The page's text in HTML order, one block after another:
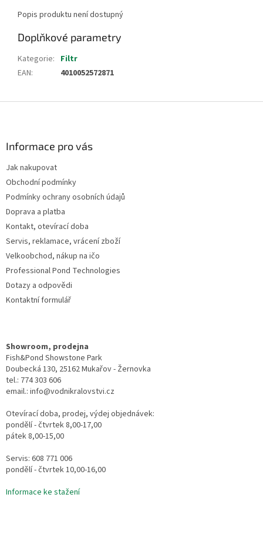
Popis produktu není dostupný
Doplňkové parametry
Kategorie: Filtr
EAN: 4010052572871
Informace pro vás
Jak nakupovat
Obchodní podmínky
Podmínky ochrany osobních údajů
Doprava a platba
Kontakt, otevírací doba
Servis, reklamace, vrácení zboží
Velkoobchod, nákup na ičo
Professional Pond Technologies
Dotazy a odpovědi
Kontaktní formulář
Showroom, prodejna
Fish&Pond Showstone Park
Doubecká 130, 25162 Mukařov - Žernovka
tel.: 774 303 606
email.: info@vodnikralovstvi.cz
Otevírací doba, prodej, výdej objednávek:
pondělí - čtvrtek 8,00-17,00
pátek 8,00-15,00
Servis: 608 771 006
pondělí - čtvrtek 10,00-16,00
Informace ke stažení